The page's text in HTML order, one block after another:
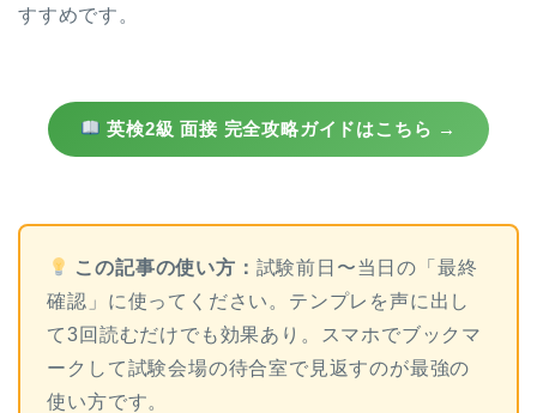
すすめです。
英検2級 面接 完全攻略ガイドはこちら →
この記事の使い方： 試験前日〜当日の「最終
確認」に使ってください。テンプレを声に出し
て3回読むだけでも効果あり。スマホでブックマ
ークして試験会場の待合室で見返すのが最強の
使い方です。